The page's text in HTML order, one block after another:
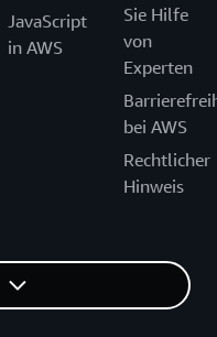
JavaScript
in AWS
Sie Hilfe
von
Experten
bei AWS
Rechtlicher
Hinweis